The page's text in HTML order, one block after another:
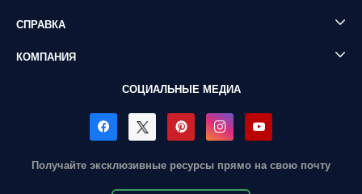
СПРАВКА
КОМПАНИЯ
СОЦИАЛЬНЫЕ МЕДИА
Получайте эксклюзивные ресурсы прямо на свою почту